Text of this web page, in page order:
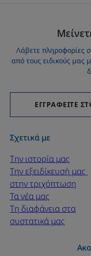
Λάβετε πληροφορίες
από τους ειδικούς μας
ΕΓΓΡΑΦΕΊΤΕ
Σχετικά με
Την ιστορία μας
Την εξειδίκευσή μας ​
στην τριχόπτωση
Τα νέα μας
Τη διαφάνεια στα
συστατικά μας